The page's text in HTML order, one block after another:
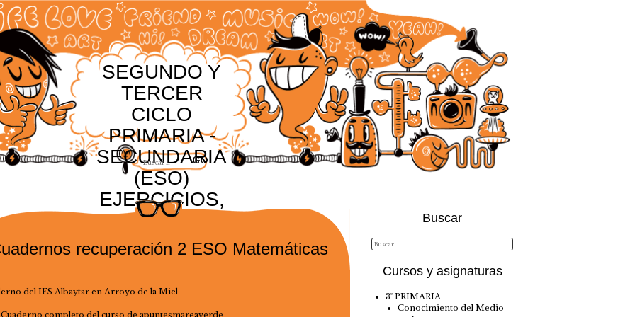
SEGUNDO Y
TERCER
CICLO
PRIMARIA -
SECUNDARIA
(ESO)
EJERCICIOS,
RECURSOS Y
ACTIVIDADES
recuperación 2 ESO Matemáticas
del IES Albaytar en Arroyo de la Miel
completo del curso de apuntesmareaverde
Buscar
Cursos y asignaturas
3º PRIMARIA
Conocimiento del Medio